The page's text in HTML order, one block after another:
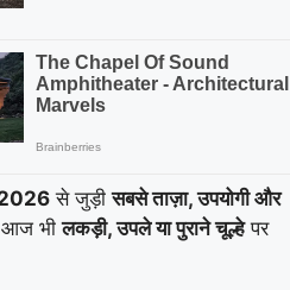
2026से जुड़ीसबसे ताज़ा, उपयोगी और
आज भीलकड़ी, उपले या पुराने चूल्हेपर